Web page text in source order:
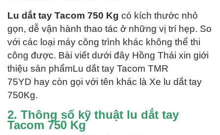
Lu dắt tay Tacom 750 Kg có kích thước nhỏ
gọn, dễ vận hành thao tác ở những vị trí hẹp. So
với các loại máy công trình khác không thể thi
công được. Bài viết dưới đây Hồng Thái xin giới
thiệu sản phẩmLu dắt tay Tacom TMR
75YD hay còn gọi với tên khác là Xe lu dắt tay
750Kg.
2. Thông số kỹ thuật lu dắt tay
Tacom 750 Kg